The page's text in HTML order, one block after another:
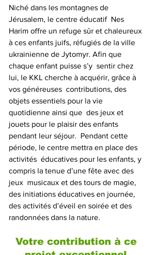
Niché dans les montagnes de
Jérusalem, le centre éducatif  Nes
Harim offre un refuge sûr et chaleureux
à ces enfants juifs, réfugiés de la ville
ukrainienne de Jytomyr. Afin que
chaque enfant puisse s’y  sentir chez
lui, le KKL cherche à acquérir, grâce à
vos généreuses  contributions, des
objets essentiels pour la vie
quotidienne ainsi que  des jeux et
jouets pour le plaisir des enfants
pendant leur séjour.  Pendant cette
période, le centre mettra en place des
activités  éducatives pour les enfants, y
compris la tenue d’une fête avec des
jeux  musicaux et des tours de magie,
des initiations éducatives en journée,
des activités d’éveil en soirée et des
randonnées dans la nature.
Votre contribution à ce